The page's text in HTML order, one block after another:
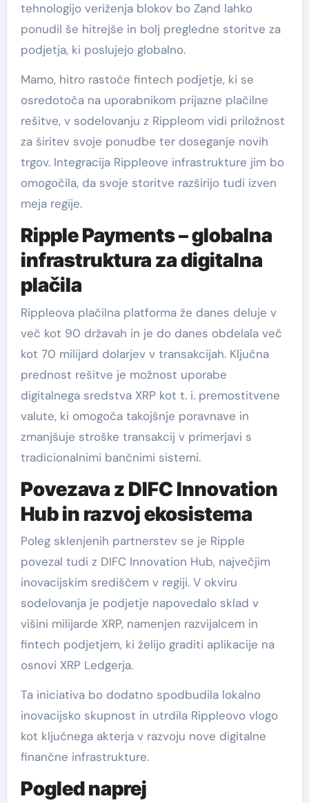
tehnologijo veriženja blokov bo Zand lahko
ponudil še hitrejše in bolj pregledne storitve za
podjetja, ki poslujejo globalno.
Mamo, hitro rastoče fintech podjetje, ki se
osredotoča na uporabnikom prijazne plačilne
rešitve, v sodelovanju z Rippleom vidi priložnost
za širitev svoje ponudbe ter doseganje novih
trgov. Integracija Rippleove infrastrukture jim bo
omogočila, da svoje storitve razširijo tudi izven
meja regije.
Ripple Payments – globalna
infrastruktura za digitalna
plačila
Rippleova plačilna platforma že danes deluje v
več kot 90 državah in je do danes obdelala več
kot 70 milijard dolarjev v transakcijah. Ključna
prednost rešitve je možnost uporabe
digitalnega sredstva XRP kot t. i. premostitvene
valute, ki omogoča takojšnje poravnave in
zmanjšuje stroške transakcij v primerjavi s
tradicionalnimi bančnimi sistemi.
Povezava z DIFC Innovation
Hub in razvoj ekosistema
Poleg sklenjenih partnerstev se je Ripple
povezal tudi z DIFC Innovation Hub, največjim
inovacijskim središčem v regiji. V okviru
sodelovanja je podjetje napovedalo sklad v
višini milijarde XRP, namenjen razvijalcem in
fintech podjetjem, ki želijo graditi aplikacije na
osnovi XRP Ledgerja.
Ta iniciativa bo dodatno spodbudila lokalno
inovacijsko skupnost in utrdila Rippleovo vlogo
kot ključnega akterja v razvoju nove digitalne
finančne infrastrukture.
Pogled naprej